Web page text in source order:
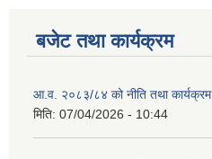
बजेट तथा कार्यक्रम
आ.व. २०८३/८४ को नीति तथा कार्यक्रम
मिति: 07/04/2026 - 10:44